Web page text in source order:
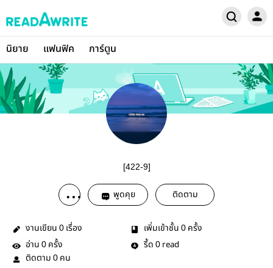
นิยาย แฟนฟิค การ์ตูน
[422-9]
พูดคุย ติดตาม
งานเขียน 0 เรื่อง เพิ่มเข้าชั้น 0 ครั้ง
อ่าน 0 ครั้ง รี้ด 0 read
ติดตาม 0 คน